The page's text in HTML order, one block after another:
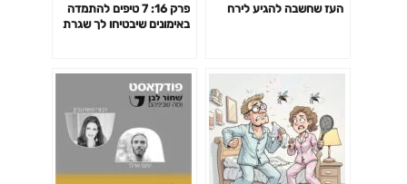
העז שחשבה להגיע לירח
פרק 16: 7 טיפים להתמדה
באימונים שיבטיחו לך שגרת